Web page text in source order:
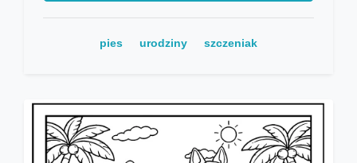
pies urodziny szczeniak